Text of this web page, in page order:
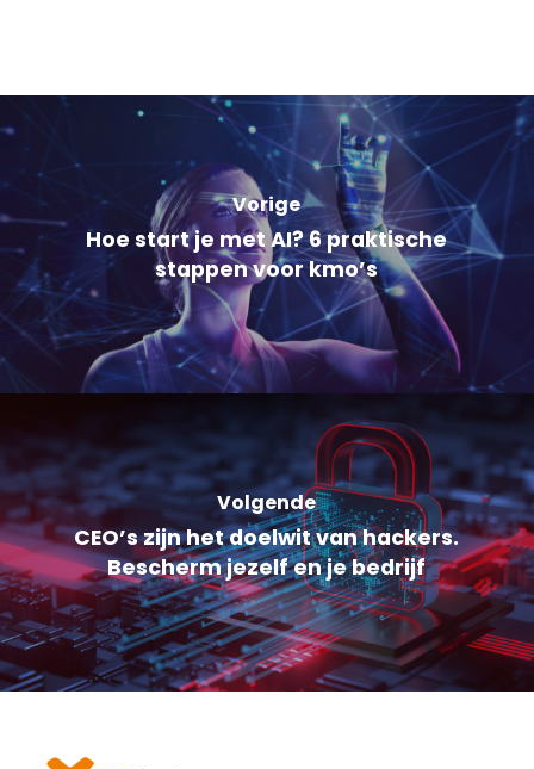
Vorige
Hoe start je met AI? 6 praktische
stappen voor kmo’s
Volgende
CEO’s zijn het doelwit van hackers.
Bescherm jezelf en je bedrijf